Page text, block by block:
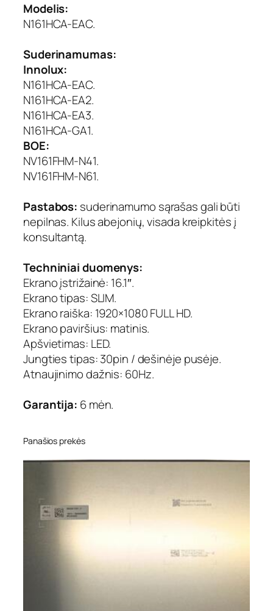
k
r
n
a
s
1
6
.
1
"
,
1
9
0
×
1
8
0
,
6
0
H
z
,
m
t
i
i
,
Modelis:
N161HCA-EAC.
Suderinamumas:
Innolux:
N161HCA-EAC.
N161HCA-EA2.
N161HCA-EA3.
N161HCA-GA1.
BOE:
NV161FHM-N41.
NV161FHM-N61.
Pastabos: suderinamumo sąrašas gali būti
nepilnas. Kilus abejonių, visada kreipkitės į
konsultantą.
Techniniai duomenys:
Ekrano įstrižainė: 16.1″.
Ekrano tipas: SLIM.
Ekrano raiška: 1920×1080 FULL HD.
Ekrano paviršius: matinis.
Apšvietimas: LED.
Jungties tipas: 30pin / dešinėje pusėje.
Atnaujinimo dažnis: 60Hz.
Garantija: 6 mėn.
Panašios prekės